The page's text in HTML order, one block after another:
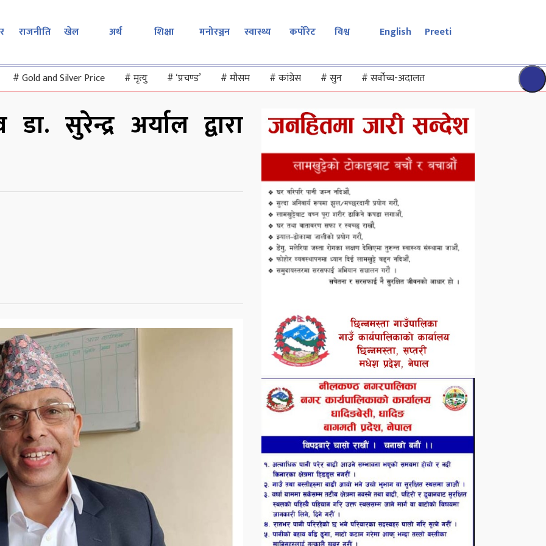
राजनीति खेल अर्थ शिक्षा मनोरञ्जन स्वास्थ्य कर्पोरेट विश्व English Preeti
#Gold and Silver Price #मृत्यु #‘प्रचण्ड’ #मौसम #कांग्रेस #सुन #सर्वोच्च-अदालत
सुरेन्द्र अर्याल द्वारा